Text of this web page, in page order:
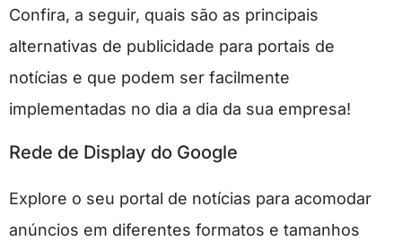
Confira, a seguir, quais são as principais
alternativas de publicidade para portais de
notícias e que podem ser facilmente
implementadas no dia a dia da sua empresa!
Rede de Display do Google
Explore o seu portal de notícias para acomodar
anúncios em diferentes formatos e tamanhos